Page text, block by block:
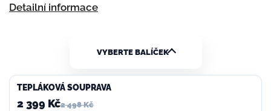
Detailní informace
VYBERTE BALÍČEK
TEPLÁKOVÁ SOUPRAVA
2 399 Kč2 498 Kč